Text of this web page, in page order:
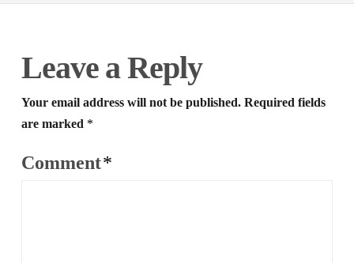
Leave a Reply
Your email address will not be published. Required fields
are marked *
Comment*